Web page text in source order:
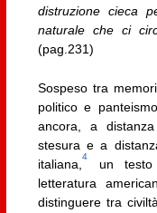
distruzione cieca
naturale che ci
(pag.231)
Sospeso tra
politico e
ancora, a
stesura e a
italiana,
4
un testo
letteratura
distinguere tra